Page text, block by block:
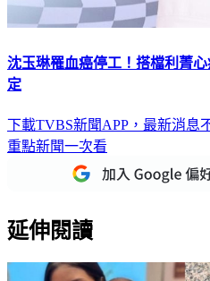
沈玉琳罹血癌停工！搭檔利菁
下載TVBS新聞APP，最新消息
重點新聞一次看